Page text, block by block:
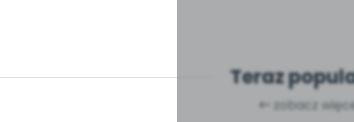
Teraz
zobacz